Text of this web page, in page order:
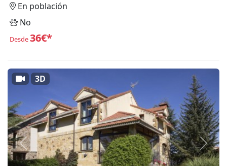
En población
No
Desde36€*
Anterior
3D